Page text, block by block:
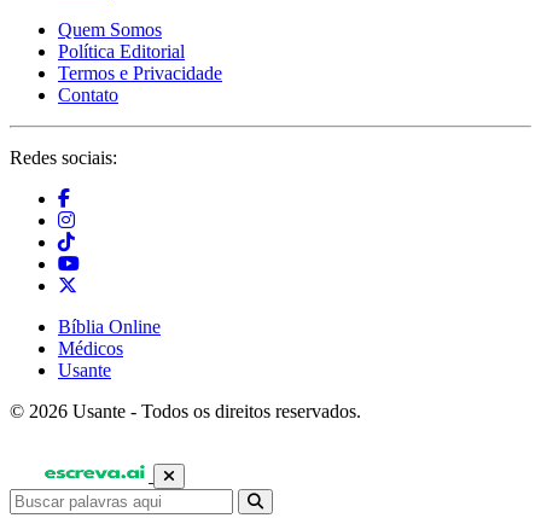
Quem Somos
Política Editorial
Termos e Privacidade
Contato
Redes sociais:
Bíblia Online
Médicos
Usante
© 2026 Usante - Todos os direitos reservados.